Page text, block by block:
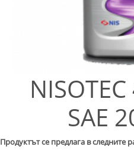
SAE
Продуктът се предлага в следните